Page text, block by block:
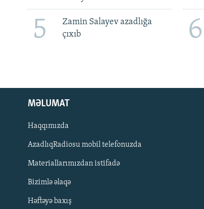
5
Zamin Salayev azadlığa
çıxıb
6
MƏLUMAT
Haqqımızda
AzadlıqRadiosu mobil telefonuzda
Materiallarımızdan istifadə
Bizimlə əlaqə
Həftəyə baxış